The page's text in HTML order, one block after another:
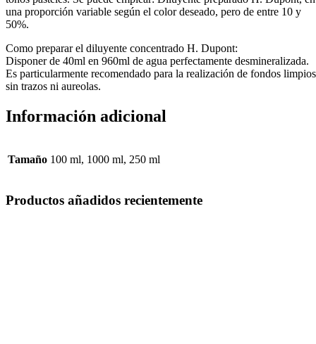
una proporción variable según el color deseado, pero de entre 10 y
50%.
Como preparar el diluyente concentrado H. Dupont:
Disponer de 40ml en 960ml de agua perfectamente desmineralizada.
Es particularmente recomendado para la realización de fondos limpios
sin trazos ni aureolas.
Información adicional
Tamaño 100 ml, 1000 ml, 250 ml
Productos añadidos recientemente